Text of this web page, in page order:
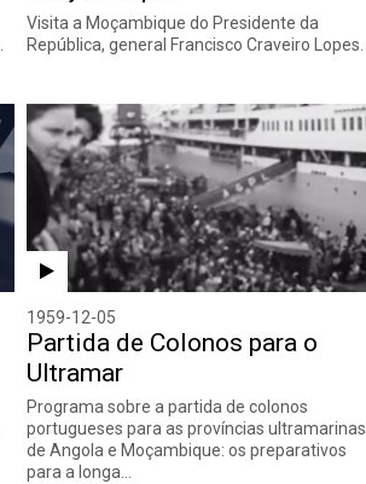
Visita a Moçambique do Presidente da
República, general Francisco Craveiro Lopes.
1959-12-05
Partida de Colonos para o
Ultramar
Programa sobre a partida de colonos
portugueses para as províncias ultramarinas
de Angola e Moçambique: os preparativos
para a longa…